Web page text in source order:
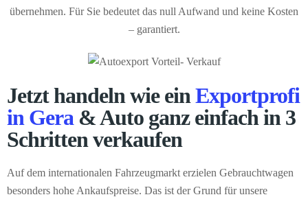
übernehmen. Für Sie bedeutet das null Aufwand und keine Kosten
– garantiert.
Jetzt handeln wie einExportprofi
in Gera & Auto ganz einfach in 3
Schritten verkaufen
Auf dem internationalen Fahrzeugmarkt erzielen Gebrauchtwagen
besonders hohe Ankaufspreise. Das ist der Grund für unsere